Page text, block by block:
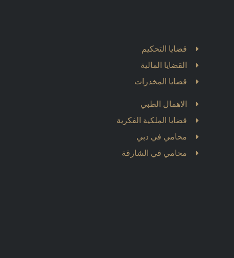
قضايا التحكيم
القضايا المالية
قضايا المخدرات
الاهمال الطبي
قضايا الملكية الفكرية
محامي في دبي
محامي في الشارقة